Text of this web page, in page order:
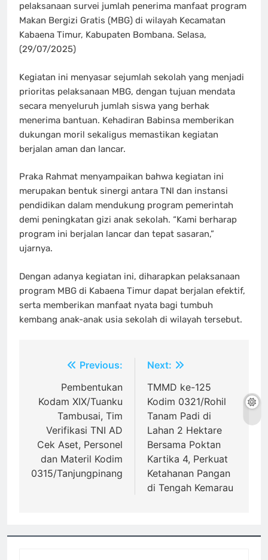
pelaksanaan survei jumlah penerima manfaat program
Makan Bergizi Gratis (MBG) di wilayah Kecamatan
Kabaena Timur, Kabupaten Bombana. Selasa,
(29/07/2025)
Kegiatan ini menyasar sejumlah sekolah yang menjadi
prioritas pelaksanaan MBG, dengan tujuan mendata
secara menyeluruh jumlah siswa yang berhak
menerima bantuan. Kehadiran Babinsa memberikan
dukungan moril sekaligus memastikan kegiatan
berjalan aman dan lancar.
Praka Rahmat menyampaikan bahwa kegiatan ini
merupakan bentuk sinergi antara TNI dan instansi
pendidikan dalam mendukung program pemerintah
demi peningkatan gizi anak sekolah. “Kami berharap
program ini berjalan lancar dan tepat sasaran,”
ujarnya.
Dengan adanya kegiatan ini, diharapkan pelaksanaan
program MBG di Kabaena Timur dapat berjalan efektif,
serta memberikan manfaat nyata bagi tumbuh
kembang anak-anak usia sekolah di wilayah tersebut.
NavigasiPrevious:
Pembentukan
Kodam XIX/Tuanku
Tambusai, Tim
Verifikasi TNI AD
Cek Aset, Personel
dan Materil Kodim
0315/Tanjungpinang
Next:
TMMD ke-125
Kodim 0321/Rohil
Tanam Padi di
Lahan 2 Hektare
Bersama Poktan
Kartika 4, Perkuat
Ketahanan Pangan
di Tengah Kemarau